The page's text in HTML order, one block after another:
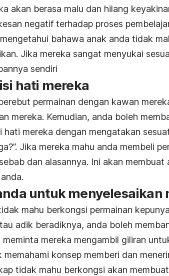
akan berasa malu dan hilang
negatif terhadap proses
bahawa anak anda tidak
Jika mereka sangat menyukai
sendiri
hati mereka
permainan dengan kawan
mereka. Kemudian, anda boleh
hati mereka dengan mengatakan
Jika mereka mahu anda membeli
dan alasannya. Ini akan
untuk menyelesaikan
mahu berkongsi permainan
adik beradiknya, anda boleh
meminta mereka mengambil giliran
memahami konsep memberi dan
tidak mahu berkongsi akan